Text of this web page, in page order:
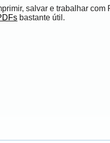
salvar e trabalhar
bastante útil.